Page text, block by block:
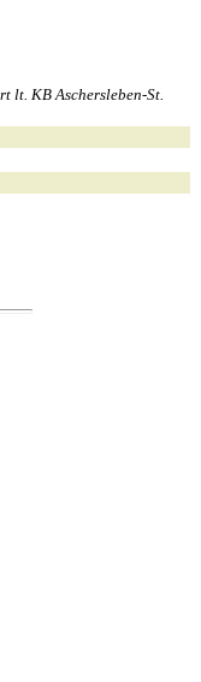
lt. KB Aschersleben-St.